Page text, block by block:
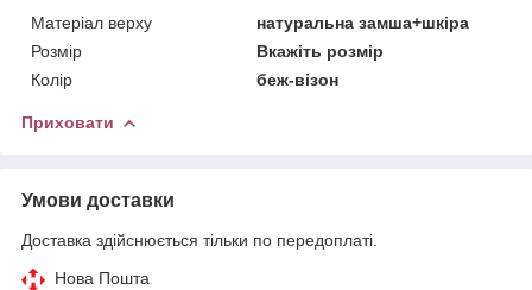
Матеріал верху
натуральна замша+шкіра
Розмір
Вкажіть розмір
Колір
беж-візон
Приховати
Умови доставки
Доставка здійснюється тільки по передоплаті.
Нова Пошта